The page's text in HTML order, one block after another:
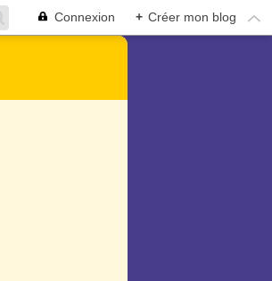
Connexion + Créer mon blog